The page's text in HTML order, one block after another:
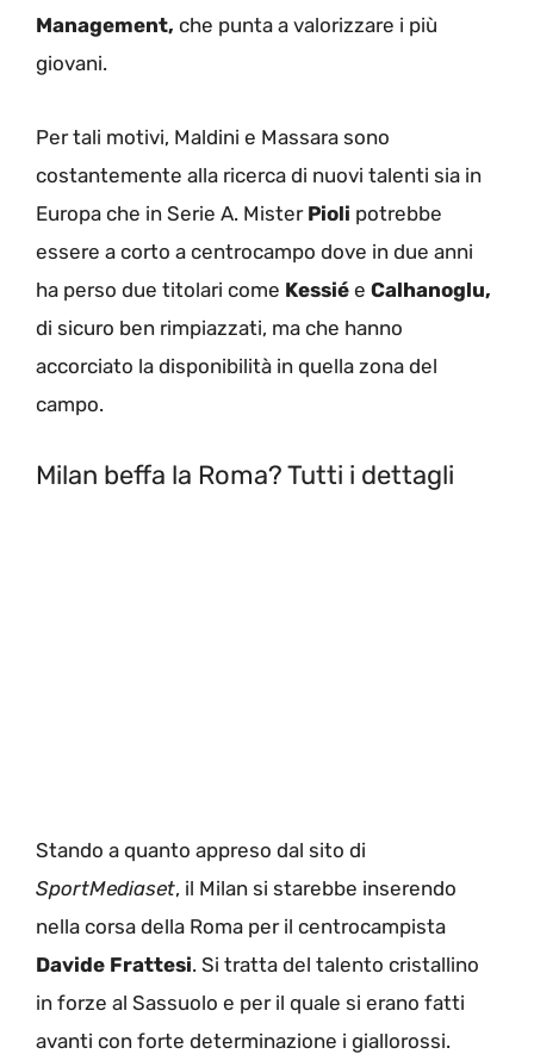
Management, che punta a valorizzare i più
giovani.
Per tali motivi, Maldini e Massara sono
costantemente alla ricerca di nuovi talenti sia in
Europa che in Serie A. Mister Pioli potrebbe
essere a corto a centrocampo dove in due anni
ha perso due titolari come Kessié e Calhanoglu,
di sicuro ben rimpiazzati, ma che hanno
accorciato la disponibilità in quella zona del
campo.
Milan beffa la Roma? Tutti i dettagli
Stando a quanto appreso dal sito di
SportMediaset, il Milan si starebbe inserendo
nella corsa della Roma per il centrocampista
Davide Frattesi. Si tratta del talento cristallino
in forze al Sassuolo e per il quale si erano fatti
avanti con forte determinazione i giallorossi.